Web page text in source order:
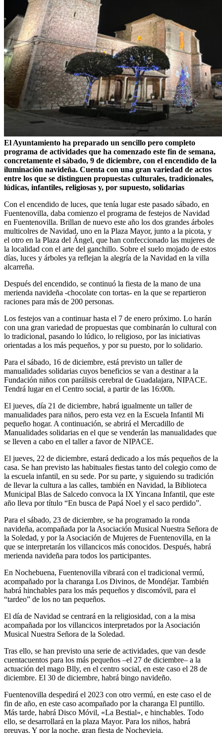
El Ayuntamiento ha preparado un sencillo pero completo
programa de actividades que ha comenzado este fin de semana,
concretamente el sábado, 9 de diciembre, con el encendido de la
iluminación navideña. Cuenta con una gran variedad de actos
entre los que se distinguen propuestas culturales, tradicionales,
lúdicas, infantiles, religiosas y, por supuesto, solidarias
Con el encendido de luces, que tenía lugar este pasado sábado, en
Fuentenovilla, daba comienzo el programa de festejos de Navidad
en Fuentenovilla. Brillan de nuevo este año los dos grandes árboles
multicolres de Navidad, uno en la Plaza Mayor, junto a la picota, y
el otro en la Plaza del Ángel, que han confeccionado las mujeres de
la localidad con el arte del ganchillo. Sobre el suelo mojado de estos
días, luces y árboles ya reflejan la alegría de la Navidad en la villa
alcarreña.
Después del encendido, se continuó la fiesta de la mano de una
merienda navideña -chocolate con tortas- en la que se repartieron
raciones para más de 200 personas.
Los festejos van a continuar hasta el 7 de enero próximo. Lo harán
con una gran variedad de propuestas que combinarán lo cultural con
lo tradicional, pasando lo lúdico, lo religioso, por las iniciativas
orientadas a los más pequeños, y por su puesto, por lo solidario.
Para el sábado, 16 de diciembre, está previsto un taller de
manualidades solidarias cuyos beneficios se van a destinar a la
Fundación niños con parálisis cerebral de Guadalajara, NIPACE.
Tendrá lugar en el Centro social, a partir de las 16:00h.
El jueves, día 21 de diciembre, habrá igualmente un taller de
manualidades para niños, pero esta vez en la Escuela Infantil Mi
pequeño hogar. A continuación, se abrirá el Mercadillo de
Manualidades solidarias en el que se venderán las manualidades que
se lleven a cabo en el taller a favor de NIPACE.
El jueves, 22 de diciembre, estará dedicado a los más pequeños de la
casa. Se han previsto las habituales fiestas tanto del colegio como de
la escuela infantil, en su sede. Por su parte, y siguiendo su tradición
de llevar la cultura a las calles, también en Navidad, la Biblioteca
Municipal Blas de Salcedo convoca la IX Yincana Infantil, que este
año lleva por título “En busca de Papá Noel y el saco perdido”.
Para el sábado, 23 de diciembre, se ha programado la ronda
navideña, acompañada por la Asociación Musical Nuestra Señora de
la Soledad, y por la Asociación de Mujeres de Fuentenovilla, en la
que se interpretarán los villancicos más conocidos. Después, habrá
merienda navideña para todos los participantes.
En Nochebuena, Fuentenovilla vibrará con el tradicional vermú,
acompañado por la charanga Los Divinos, de Mondéjar. También
habrá hinchables para los más pequeños y discomóvil, para el
“tardeo” de los no tan pequeños.
El día de Navidad se centrará en la religiosidad, con a la misa
acompañada por los villancicos interpretados por la Asociación
Musical Nuestra Señora de la Soledad.
Tras ello, se han previsto una serie de actividades, que van desde
cuentacuentos para los más pequeños –el 27 de diciembre– a la
actuación del mago Blly, en el centro social, en este caso el 28 de
diciembre. El 30 de diciembre, habrá bingo navideño.
Fuentenovilla despedirá el 2023 con otro vermú, en este caso el de
fin de año, en este caso acompañado por la charanga El puntillo.
Más tarde, habrá Disco Móvil, «La Bestial», e hinchables. Todo
ello, se desarrollará en la plaza Mayor. Para los niños, habrá
preuvas. Y por la noche, gran fiesta de Nochevieja.